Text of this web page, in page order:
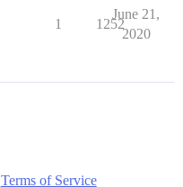
1 1252
June 21,
2020
Terms of Service